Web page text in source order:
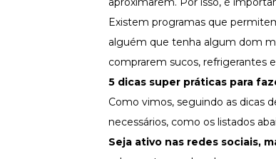
Existem programas que
alguém que tenha algum dom
comprarem sucos, refrigerantes
5 dicas super práticas para
Como vimos, seguindo as dicas
necessários, como os listados
Seja ativo nas redes sociais,